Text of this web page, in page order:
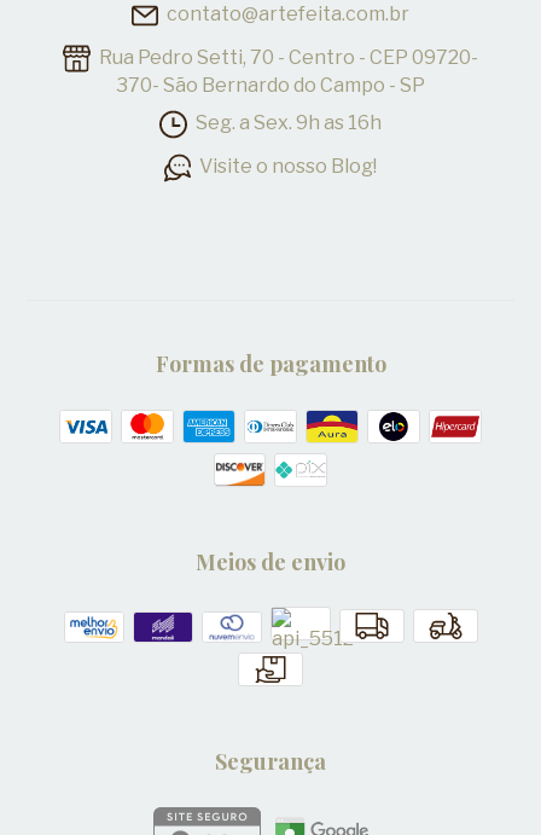
contato@artefeita.com.br
Rua Pedro Setti, 70 - Centro - CEP 09720-
370- São Bernardo do Campo - SP
Seg. a Sex. 9h as 16h
Visite o nosso Blog!
Formas de pagamento
Meios de envio
Segurança